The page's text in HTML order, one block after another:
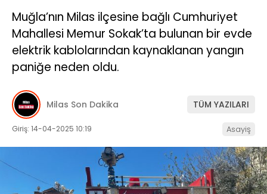
WhatsApp
İhbar Hattı
SPOR
VEFAT
GENEL
KÜNYE
Muğla’nın Milas ilçesine bağlı Cumhuriyet
Mahallesi Memur Sokak’ta bulunan bir evde
elektrik kablolarından kaynaklanan yangın
paniğe neden oldu.
Milas Son Dakika TÜM YAZILARI
Giriş: 14-04-2025 10:19 Asayiş